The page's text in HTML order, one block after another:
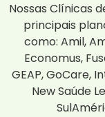
Nossas Clínicas
principais
como: Amil,
Economus,
GEAP, GoCare,
New Saúde